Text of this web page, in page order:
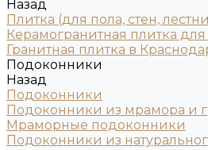
Назад
Плитка (для пола, стен,
Керамогранитная плитка для
Гранитная плитка в
Подоконники
Назад
Подоконники
Подоконники из мрамора и
Мраморные подоконники
Подоконники из